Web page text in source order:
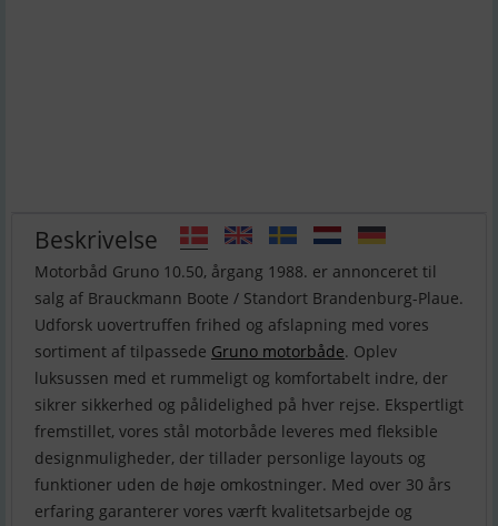
Beskrivelse
Motorbåd Gruno 10.50, årgang 1988. er annonceret til
salg af Brauckmann Boote / Standort Brandenburg-Plaue.
Udforsk uovertruffen frihed og afslapning med vores
sortiment af tilpassede Gruno motorbåde. Oplev
luksussen med et rummeligt og komfortabelt indre, der
sikrer sikkerhed og pålidelighed på hver rejse. Ekspertligt
fremstillet, vores stål motorbåde leveres med fleksible
designmuligheder, der tillader personlige layouts og
funktioner uden de høje omkostninger. Med over 30 års
erfaring garanterer vores værft kvalitetsarbejde og